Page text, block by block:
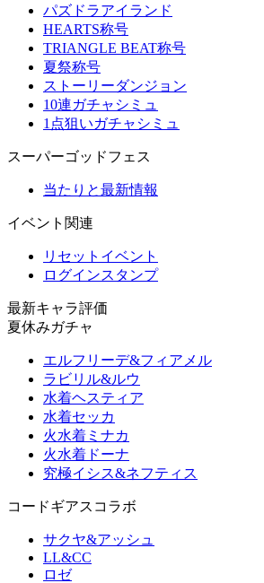
パズドラアイランド
HEARTS称号
TRIANGLE BEAT称号
夏祭称号
ストーリーダンジョン
10連ガチャシミュ
1点狙いガチャシミュ
スーパーゴッドフェス
当たりと最新情報
イベント関連
リセットイベント
ログインスタンプ
最新キャラ評価
夏休みガチャ
エルフリーデ&フィアメル
ラビリル&ルウ
水着ヘスティア
水着セッカ
火水着ミナカ
火水着ドーナ
究極イシス&ネフティス
コードギアスコラボ
サクヤ&アッシュ
LL&CC
ロゼ